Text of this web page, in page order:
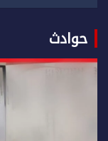
حوادث